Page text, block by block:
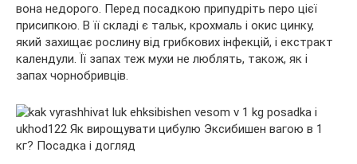
вона недорого. Перед посадкою припудріть перо цієї
присипкою. В її складі є тальк, крохмаль і окис цинку,
який захищає рослину від грибкових інфекцій, і екстракт
календули. Її запах теж мухи не люблять, також, як і
запах чорнобривців.